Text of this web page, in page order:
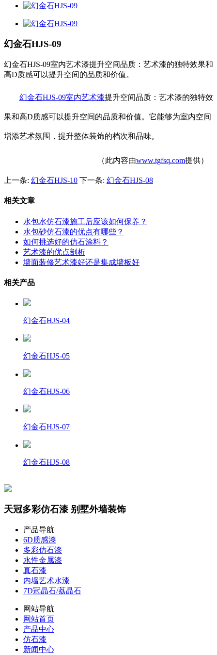
幻金石HJS-09
幻金石HJS-09室内艺术漆提升空间品质：艺术漆的独特效果和
高D质感可以提升空间的品质和价值。
幻金石HJS-09室内艺术漆提升空间品质：艺术漆的独特效
果和高D质感可以提升空间的品质和价值。它能够为室内空间
增添艺术氛围，提升整体装饰的档次和品味。
（此内容由www.tgfsq.com提供）
上一条: 幻金石HJS-10 下一条: 幻金石HJS-08
相关文章
水包水仿石漆施工后应该如何保养？
水包砂仿石漆的优点有哪些？
如何挑选好的仿石涂料？
艺术漆的优点剖析
墙面装修艺术漆好还是集成墙板好
相关产品
幻金石HJS-04
幻金石HJS-05
幻金石HJS-06
幻金石HJS-07
幻金石HJS-08
天冠多彩仿石漆 别墅外墙装饰
产品导航
6D质感漆
多彩仿石漆
水性金属漆
真石漆
内墙艺术水漆
7D冠晶石/荔晶石
网站导航
网站首页
产品中心
仿石漆
新闻中心